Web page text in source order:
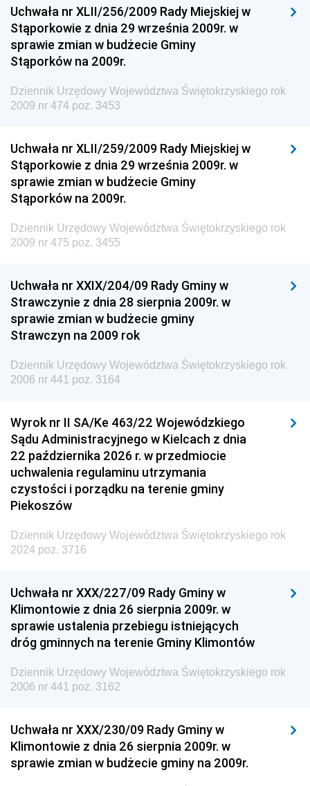
Dziennik Urzędowy Ministra Spraw Zagranicznych
Dziennik Urzędowy Centralnego Biura
Antykorupcyjnego
Wewnętrznego
Dziennik Urzędowy Urzędu Patentowego
Dziennik Urzędowy Generalnej Dyrekcji Dróg
Krajowych i Autostrad
Dziennik Urzędowy Ministra Środowiska
Dziennik Urzędowy Ministra Edukacji
Dziennik Urzędowy Ministra Przemysłu
Dziennik Urzędowy Ministra Finansów i Gospodarki
Dziennik Urzędowy Ministra do Spraw Unii
Dziennik Urzędowy Agencji Wywiadu
Uchwała nr XLII/256/2009 Rady Miejskiej w
Stąporkowie z dnia 29 września 2009r. w
sprawie zmian w budżecie Gminy
Stąporków na 2009r.
Dziennik Urzędowy Województwa Świętokrzyskiego rok
2009 nr 474 poz. 3453
Uchwała nr XLII/259/2009 Rady Miejskiej w
Stąporkowie z dnia 29 września 2009r. w
sprawie zmian w budżecie Gminy
Stąporków na 2009r.
Dziennik Urzędowy Województwa Świętokrzyskiego rok
2009 nr 475 poz. 3455
Uchwała nr XXIX/204/09 Rady Gminy w
Strawczynie z dnia 28 sierpnia 2009r. w
sprawie zmian w budżecie gminy
Strawczyn na 2009 rok
Dziennik Urzędowy Województwa Świętokrzyskiego rok
2006 nr 441 poz. 3164
Wyrok nr II SA/Ke 463/22 Wojewódzkiego
Sądu Administracyjnego w Kielcach z dnia
22 października 2026 r. w przedmiocie
uchwalenia regulaminu utrzymania
czystości i porządku na terenie gminy
Piekoszów
Dziennik Urzędowy Województwa Świętokrzyskiego rok
2024 poz. 3716
Uchwała nr XXX/227/09 Rady Gminy w
Klimontowie z dnia 26 sierpnia 2009r. w
sprawie ustalenia przebiegu istniejących
dróg gminnych na terenie Gminy Klimontów
Dziennik Urzędowy Województwa Świętokrzyskiego rok
2006 nr 441 poz. 3162
Uchwała nr XXX/230/09 Rady Gminy w
Klimontowie z dnia 26 sierpnia 2009r. w
sprawie zmian w budżecie gminy na 2009r.